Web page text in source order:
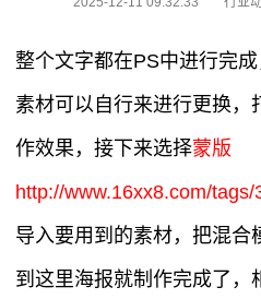
整个文字都在PS中进行完
素材可以自行来进行更换，
作效果，接下来选择蒙版
http://www.16xx8.com/tags/
导入要用到的素材，把混合
到这里海报就制作完成了，